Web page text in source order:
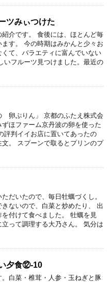
ツみぃつけた
介です。 食後には、ほとんど毎
す。 今の時期はみかんと少々お
て、バラエティに富んでいない
いフルーツ見つけました。最近の
卵ぷりん」 京都のふたえ株式会
ほファーム京丹波の卵を使った
評判イイお店に置いてあったの
。 スプーンで取るとプリンのプ
だいたので、毎日牡蠣づくし。
ないので、白菜と炒めたり、 出
付けて食べました。 牡蠣を見
って調理する大乃さん。 気分は
夕食⑫-10
白菜・椎茸・人参・玉ねぎと豚